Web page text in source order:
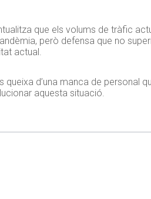
que els volums de tràfic
però defensa que no
actual.
queixa d’una manca de personal
aquesta situació.